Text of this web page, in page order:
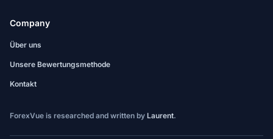
Company
Über uns
Unsere Bewertungsmethode
Kontakt
ForexVue is researched and written by Laurent.